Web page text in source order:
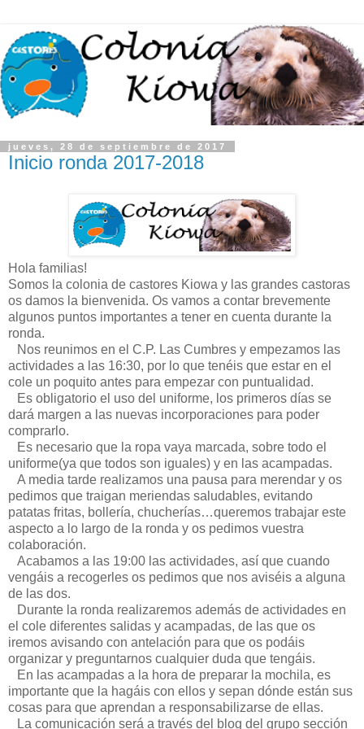
jueves, 28 de septiembre de 2017
Inicio ronda 2017-2018
Hola familias!
Somos la colonia de castores Kiowa y las grandes castoras
os damos la bienvenida. Os vamos a contar brevemente
algunos puntos importantes a tener en cuenta durante la
ronda.
Nos reunimos en el C.P. Las Cumbres y empezamos las
actividades a las 16:30, por lo que tenéis que estar en el
cole un poquito antes para empezar con puntualidad.
Es obligatorio el uso del uniforme, los primeros días se
dará margen a las nuevas incorporaciones para poder
comprarlo.
Es necesario que la ropa vaya marcada, sobre todo el
uniforme(ya que todos son iguales) y en las acampadas.
A media tarde realizamos una pausa para merendar y os
pedimos que traigan meriendas saludables, evitando
patatas fritas, bollería, chucherías…queremos trabajar este
aspecto a lo largo de la ronda y os pedimos vuestra
colaboración.
Acabamos a las 19:00 las actividades, así que cuando
vengáis a recogerles os pedimos que nos aviséis a alguna
de las dos.
Durante la ronda realizaremos además de actividades en
el cole diferentes salidas y acampadas, de las que os
iremos avisando con antelación para que os podáis
organizar y preguntarnos cualquier duda que tengáis.
En las acampadas a la hora de preparar la mochila, es
importante que la hagáis con ellos y sepan dónde están sus
cosas para que aprendan a responsabilizarse de ellas.
La comunicación será a través del blog del grupo sección